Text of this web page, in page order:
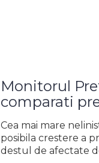
Monitorul
comparati
Cea mai mare
posibila crestere a
destul de afectate